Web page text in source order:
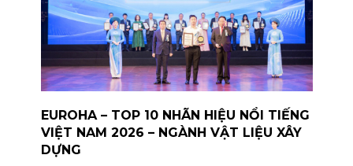
EUROHA – TOP 10 NHÃN HIỆU NỔI TIẾNG
VIỆT NAM 2026 – NGÀNH VẬT LIỆU XÂY
DỰNG